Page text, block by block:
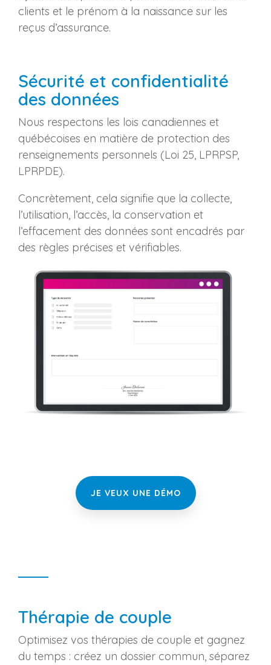
clients et le prénom à la naissance sur les
reçus d’assurance.
Sécurité et confidentialité
des données
Nous respectons les lois canadiennes et
québécoises en matière de protection des
renseignements personnels (Loi 25, LPRPSP,
LPRPDE).
Concrètement, cela signifie que la collecte,
l’utilisation, l’accès, la conservation et
l’effacement des données sont encadrés par
des règles précises et vérifiables.
JE VEUX UNE DÉMO
Thérapie de couple
Optimisez vos thérapies de couple et gagnez
du temps : créez un dossier commun, séparez